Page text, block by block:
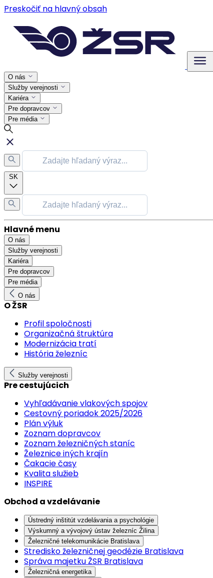
Preskočiť na hlavný obsah
O nás
Služby verejnosti
Kariéra
Pre dopravcov
Pre média
SK
Hlavné menu
O nás
Služby verejnosti
Kariéra
Pre dopravcov
Pre média
O nás
O ŽSR
Profil spoločnosti
Organizačná štruktúra
Modernizácia tratí
História železníc
Služby verejnosti
Pre cestujúcich
Vyhľadávanie vlakových spojov
Cestovný poriadok 2025/2026
Plán výluk
Zoznam dopravcov
Zoznam železničných staníc
Železnice iných krajín
Čakacie časy
Kvalita služieb
INSPIRE
Obchod a vzdelávanie
Ústredný inštitút vzdelávania a psychológie
Výskumný a vývojový ústav železníc Žilina
Železničné telekomunikácie Bratislava
Stredisko železničnej geodézie Bratislava
Správa majetku ŽSR Bratislava
Železničná energetika